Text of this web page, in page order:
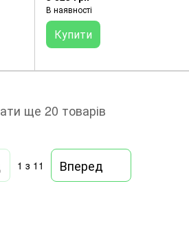
В наявності
Купити
ще 20 товарів
1 з 11
Вперед